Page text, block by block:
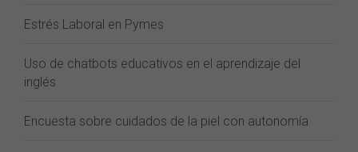
Estrés Laboral en Pymes
Uso de chatbots educativos en el aprendizaje del
inglés
Encuesta sobre cuidados de la piel con autonomía